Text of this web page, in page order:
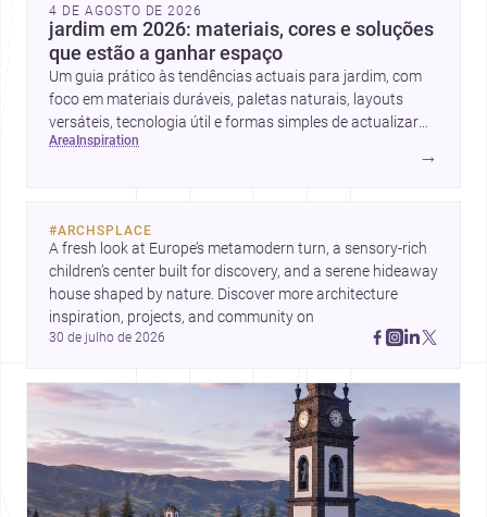
4 DE AGOSTO DE 2026
jardim em 2026: materiais, cores e soluções
que estão a ganhar espaço
Um guia prático às tendências actuais para jardim, com
foco em materiais duráveis, paletas naturais, layouts
versáteis, tecnologia útil e formas simples de actualizar
sem obras totais.
area inspiration
→
#ARCHSPLACE
A fresh look at Europe’s metamodern turn, a sensory-rich
children’s center built for discovery, and a serene hideaway
house shaped by nature. Discover more architecture
30 de julho de 2026